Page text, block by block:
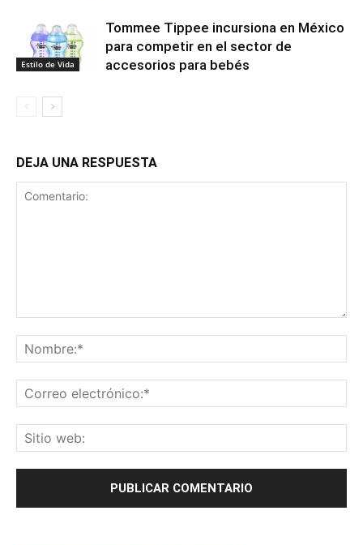
Estilo de Vida
Tommee Tippee incursiona en México
para competir en el sector de
accesorios para bebés
DEJA UNA RESPUESTA